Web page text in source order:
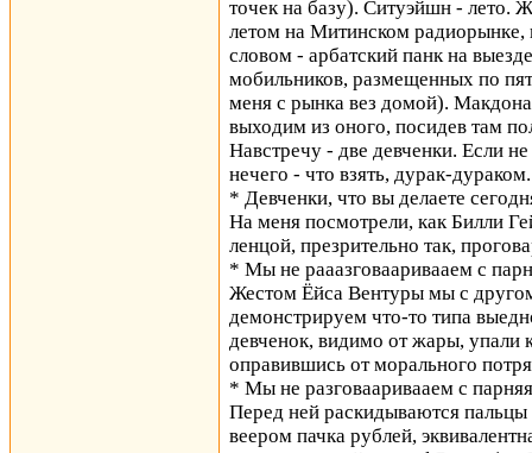
точек на базу). Ситуэйшн - лето.
летом на Митинском
словом - арбатский панк на
мобильников, размещенных по
меня с рынка вез домой).
выходим из оного, посидев там
Навстречу - две девченки. Если
нечего - что взять, дурак-
* Девченки, что вы делаете
На меня посмотрели, как Билли
ленцой, презрительно так,
* Мы не рааазговааривааем с
Жестом Ёйса Вентуры мы с
демонстрируем что-то типа
девченок, видимо от жары, упали
оправившись от морального
* Мы не разговааривааем с
Перед ней раскидываются пальцы
веером пачка рублей,